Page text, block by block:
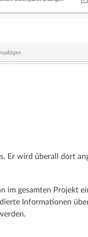
Er wird überall dort
im gesamten Projekt
Informationen